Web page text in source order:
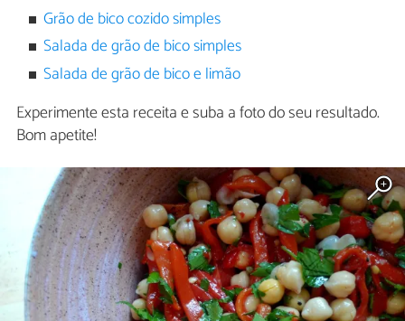
Grão de bico cozido simples
Salada de grão de bico simples
Salada de grão de bico e limão
Experimente esta receita e suba a foto do seu resultado.
Bom apetite!